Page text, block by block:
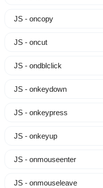
JS - oncopy
JS - oncut
JS - ondblclick
JS - onkeydown
JS - onkeypress
JS - onkeyup
JS - onmouseenter
JS - onmouseleave